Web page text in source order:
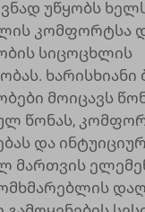
უწყობს
კომფორტსა
სიცოცხლის
ხარისხიანი
მოიცავს
წონას,
და
მართვის